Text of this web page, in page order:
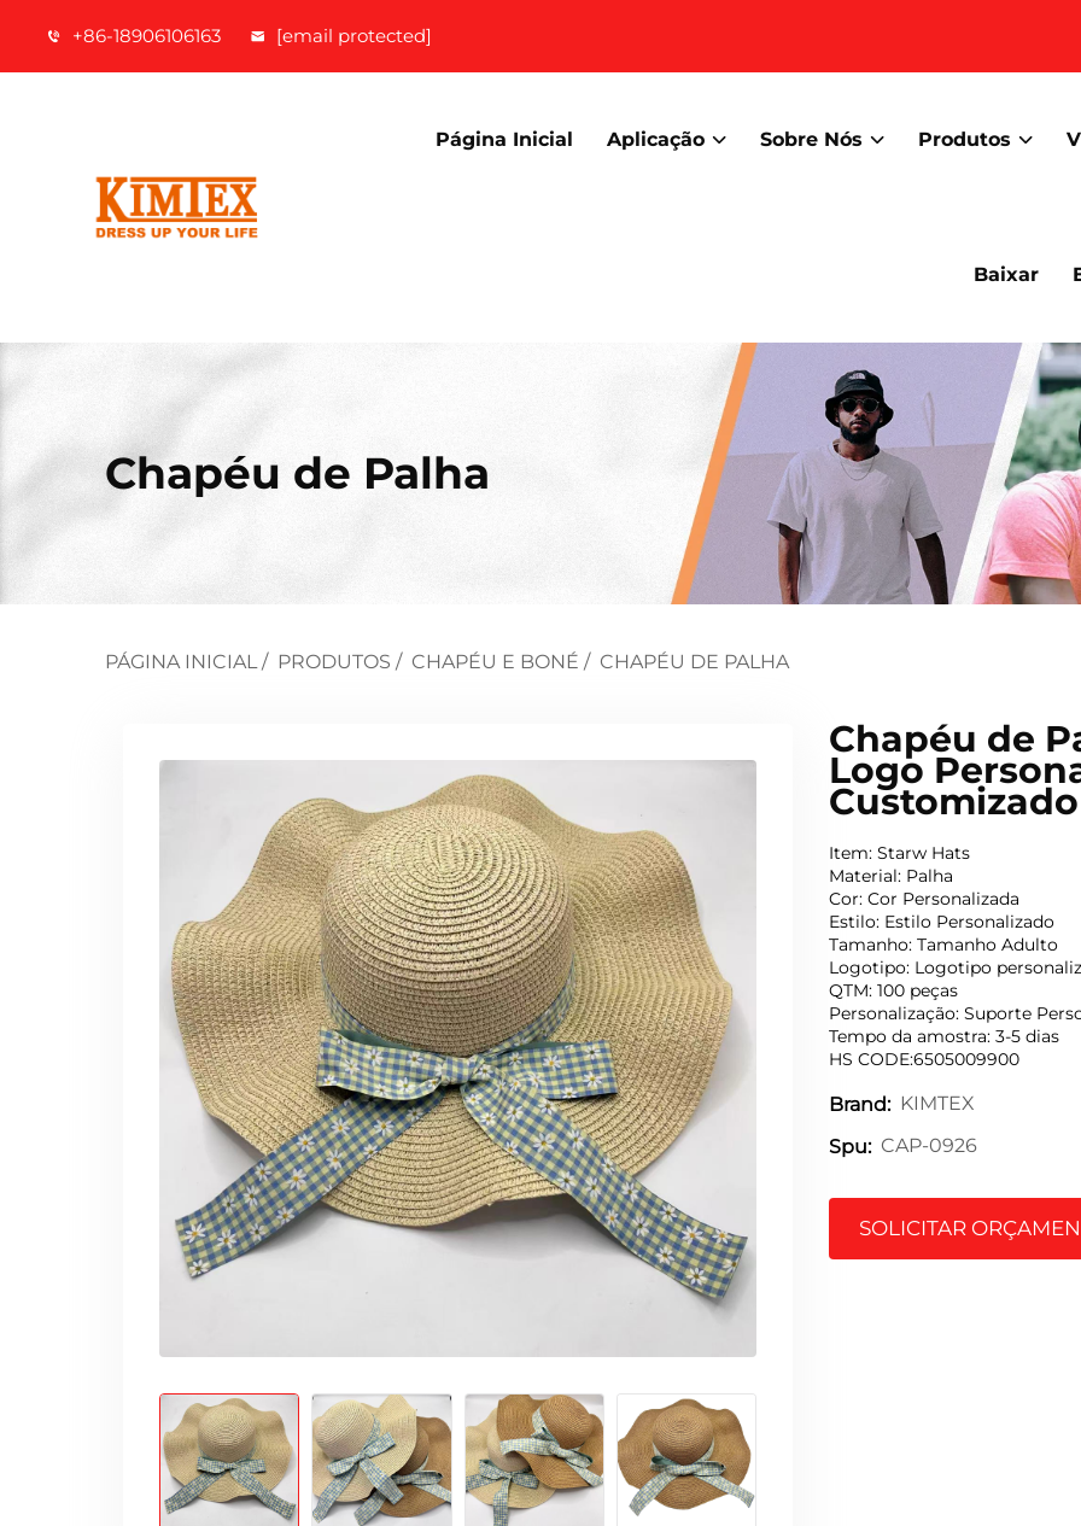
+86-18906106163 [email protected]
Página Inicial Aplicação Sobre Nós Produtos
Baixar
Chapéu de Palha
PÁGINA INICIAL / PRODUTOS / CHAPÉU E BONÉ / CHAPÉU DE PALHA
Chapéu de
Logo
Customizado
Item: Starw Hats
Material: Palha
Cor: Cor Personalizada
Estilo: Estilo Personalizado
Tamanho: Tamanho Adulto
Logotipo: Logotipo
QTM: 100 peças
Personalização: Suporte
Tempo da amostra: 3-5 dias
HS CODE:6505009900
Brand: KIMTEX
Spu: CAP-0926
SOLICITAR